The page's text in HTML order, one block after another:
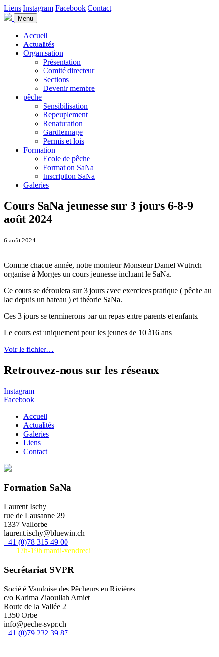
Liens Instagram Facebook Contact
Menu
Accueil
Actualités
Organisation
Présentation
Comité directeur
Sections
Devenir membre
pêche
Sensibilisation
Repeuplement
Renaturation
Gardiennage
Permis et lois
Formation
Ecole de pêche
Formation SaNa
Inscription SaNa
Galeries
Cours SaNa jeunesse sur 3 jours 6-8-9
août 2024
6 août 2024
Comme chaque année, notre moniteur Monsieur Daniel Wütrich
organise à Morges un cours jeunesse incluant le SaNa.
Ce cours se déroulera sur 3 jours avec exercices pratique ( pêche au
lac depuis un bateau ) et théorie SaNa.
Ces 3 jours se terminerons par un repas entre parents et enfants.
Le cours est uniquement pour les jeunes de 10 à16 ans
Voir le fichier…
Retrouvez-nous sur les réseaux
Instagram
Facebook
Accueil
Actualités
Galeries
Liens
Contact
Formation SaNa
Laurent Ischy
rue de Lausanne 29
1337 Vallorbe
laurent.ischy@bluewin.ch
+41 (0)78 315 49 00
17h-19h mardi-vendredi
Secrétariat SVPR
Société Vaudoise des Pêcheurs en Rivières
c/o Karima Ziaoullah Amiet
Route de la Vallée 2
1350 Orbe
info@peche-svpr.ch
+41 (0)79 232 39 87